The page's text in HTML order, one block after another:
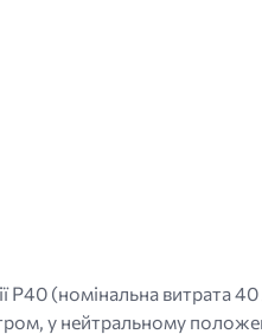
P40 (номінальна витрата
у нейтральному